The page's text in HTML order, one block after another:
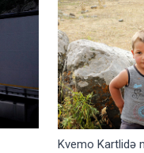
Kvemo Kartlidə